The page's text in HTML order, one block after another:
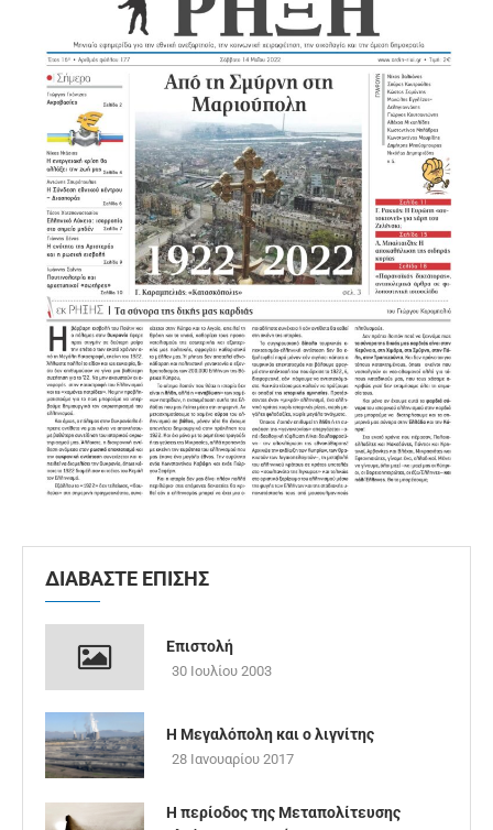
ΔΙΑΒΑΣΤΕ ΕΠΙΣΗΣ
Επιστολή
30 Ιουλίου 2003
Η Μεγαλόπολη και ο λιγνίτης
28 Ιανουαρίου 2017
Η περίοδος της Μεταπολίτευσης